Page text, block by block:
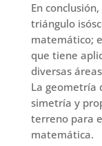
En
triángulo
matemático;
que tiene
diversas
La geometría
simetría y
terreno para
matemática.